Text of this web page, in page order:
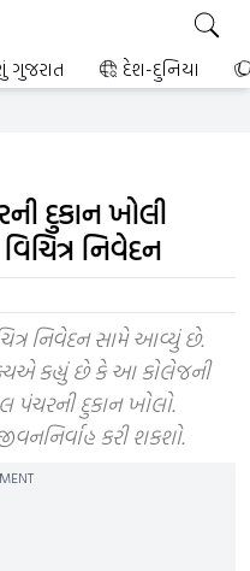
દેશ-દુનિયા
દુકાન ખોલી
નિવેદન
નિવેદન સામે આવ્યું છે.
કહ્યું છે કે આ કોલેજની
પંચરની દુકાન ખોલો.
કરી શકશો.